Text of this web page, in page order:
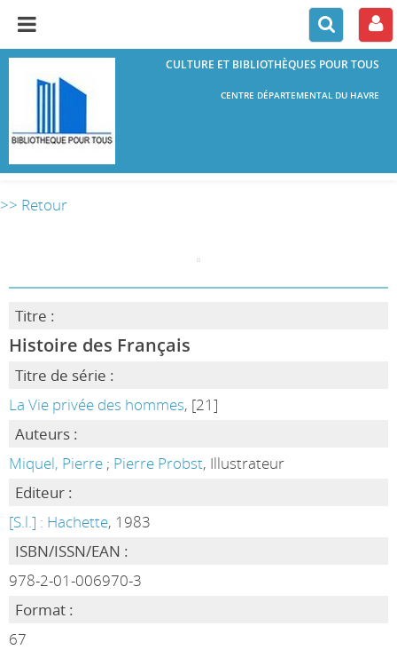
CULTURE ET BIBLIOTHÈQUES POUR TOUS
CENTRE DÉPARTEMENTAL DU HAVRE
>> Retour
Titre :
Histoire des Français
Titre de série :
La Vie privée des hommes, [21]
Auteurs :
Miquel, Pierre; Pierre Probst, Illustrateur
Editeur :
[S.l.] : Hachette, 1983
ISBN/ISSN/EAN :
978-2-01-006970-3
Format :
67